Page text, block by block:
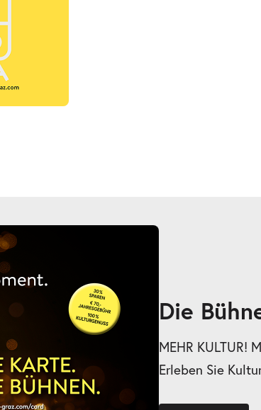
Die
MEHR KULTUR!
Erleben Sie